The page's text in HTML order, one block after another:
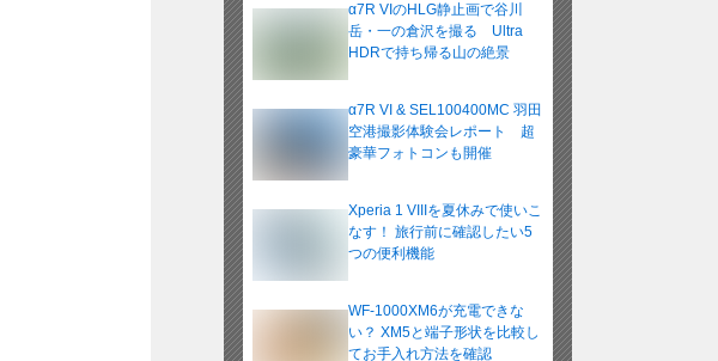
α7R VIのHLG静止画で谷川
岳・一の倉沢を撮る Ultra
HDRで持ち帰る山の絶景
α7R VI & SEL100400MC 羽田
空港撮影体験会レポート 超
豪華フォトコンも開催
Xperia 1 VIIIを夏休みで使いこ
なす！ 旅行前に確認したい5
つの便利機能
WF-1000XM6が充電できな
い？ XM5と端子形状を比較し
てお手入れ方法を確認